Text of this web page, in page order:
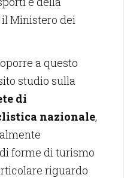
Ministero dei
a questo
studio sulla
di
nazionale,
forme di turismo
riguardo